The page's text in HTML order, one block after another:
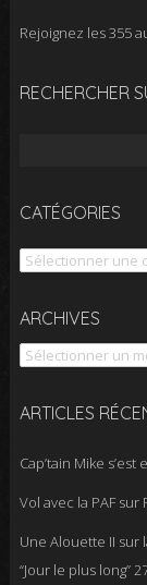
Rejoignez les 355
RECHERCHER
CATÉGORIES
Catégories
ARCHIVES
Archives
ARTICLES
Cap’tain Mike
Vol avec la PAF
Une Alouette II sur
“Jour le plus long”